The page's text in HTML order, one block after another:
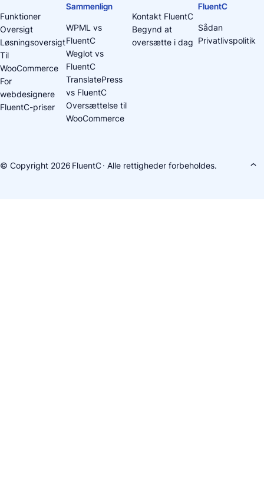
Funktioner
Oversigt
Løsningsoversigt
Til
WooCommerce
For
webdesignere
FluentC-priser
Sammenlign
WPML vs
FluentC
Weglot vs
FluentC
TranslatePress
vs FluentC
Oversættelse til
WooCommerce
Kontakt FluentC
Begynd at
oversætte i dag
FluentC
Sådan
Privatlivspolitik
© Copyright 2026 FluentC· Alle rettigheder forbeholdes.